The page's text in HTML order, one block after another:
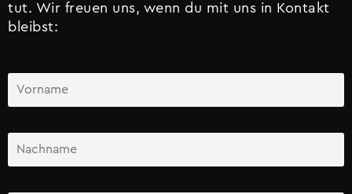
tut. Wir freuen uns, wenn du mit uns in Kontakt
bleibst: